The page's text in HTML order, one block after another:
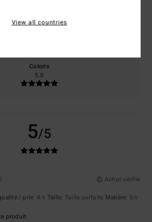
Coloris
5.0
5/5
Achat vérifié
/ prix: 4/5 Taille: Taille parfaite Matière: 5/5
produit
View all countries